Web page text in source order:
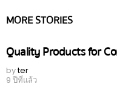
MORE STORIES
Quality Products for
byter
9 ปีที่แล้ว